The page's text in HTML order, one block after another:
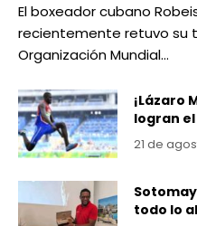
El boxeador cubano
recientemente retuvo su
Organización Mundial…
¡Lázaro
logran
21 de
todo lo